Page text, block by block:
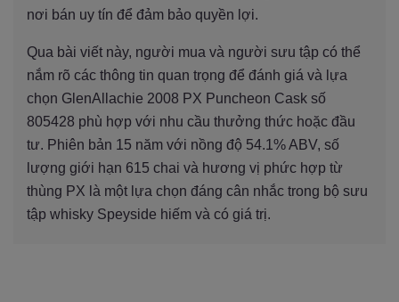
nơi bán uy tín để đảm bảo quyền lợi.
Qua bài viết này, người mua và người sưu tập có thể
nắm rõ các thông tin quan trọng để đánh giá và lựa
chọn GlenAllachie 2008 PX Puncheon Cask số
805428 phù hợp với nhu cầu thưởng thức hoặc đầu
tư. Phiên bản 15 năm với nồng độ 54.1% ABV, số
lượng giới hạn 615 chai và hương vị phức hợp từ
thùng PX là một lựa chọn đáng cân nhắc trong bộ sưu
tập whisky Speyside hiếm và có giá trị.